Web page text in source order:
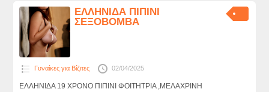
ΕΛΛΗΝΙΔΑ ΠΙΠΙΝΙ
ΣΕΞΟΒΟΜΒΑ
Γυναίκες για Βίζιτες 02/04/2025
ΕΛΛΗΝΙΔΑ 19 ΧΡΟΝΟ ΠΙΠΙΝΙ ΦΟΙΤΗΤΡΙΑ ,ΜΕΛΑΧΡΙΝΗ